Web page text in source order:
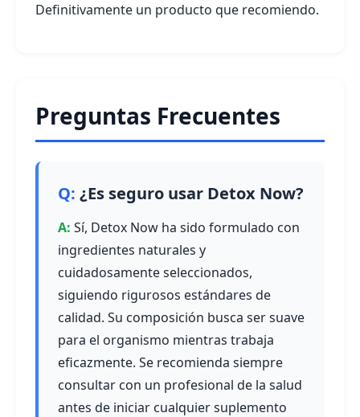
Definitivamente un producto que recomiendo.
Preguntas Frecuentes
¿Es seguro usar Detox Now?
Sí, Detox Now ha sido formulado con
ingredientes naturales y
cuidadosamente seleccionados,
siguiendo rigurosos estándares de
calidad. Su composición busca ser suave
para el organismo mientras trabaja
eficazmente. Se recomienda siempre
consultar con un profesional de la salud
antes de iniciar cualquier suplemento